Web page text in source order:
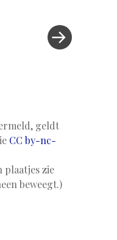
geldt
CC by-nc-
plaatjes zie
beweegt.)